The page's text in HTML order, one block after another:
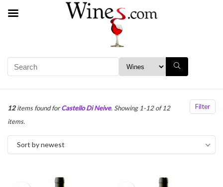
Filter
12items found forCastello Di Neive. Showing 1-12 of 12
items.
Sort by newest